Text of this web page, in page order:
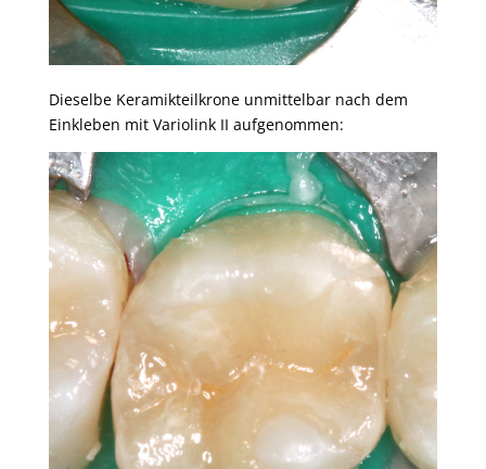
Dieselbe Keramikteilkrone unmittelbar nach dem
Einkleben mit Variolink II aufgenommen: